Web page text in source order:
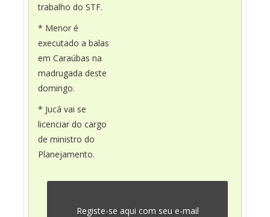
trabalho do STF.
* Menor é
executado a balas
em Caraúbas na
madrugada deste
domingo.
* Jucá vai se
licenciar do cargo
de ministro do
Planejamento.
Registe-se aqui com seu e-mail